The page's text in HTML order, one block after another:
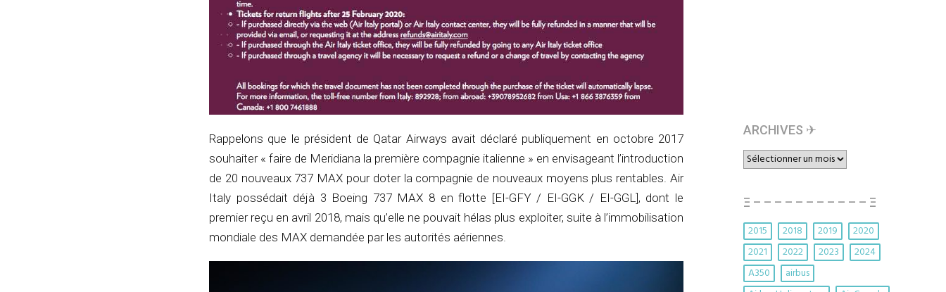
Rappelons que le président de Qatar Airways avait déclaré publiquement en octobre 2017
souhaiter « faire de Meridiana la première compagnie italienne » en envisageant l’introduction
de 20 nouveaux 737 MAX pour doter la compagnie de nouveaux moyens plus rentables. Air
Italy possédait déjà 3 Boeing 737 MAX 8 en flotte [EI-GFY / EI-GGK / EI-GGL], dont le
premier reçu en avril 2018, mais qu’elle ne pouvait hélas plus exploiter, suite à l’immobilisation
mondiale des MAX demandée par les autorités aériennes.
ARCHIVES ✈︎
ARCHIVES
✈︎
Ξ – – – – – – – – – – – Ξ
2015 2018 2019
2020
2021
2022 2023
2024
A350
airbus